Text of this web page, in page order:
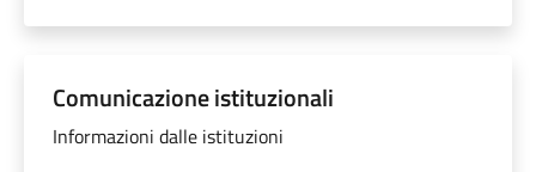
Comunicazione istituzionali
Informazioni dalle istituzioni